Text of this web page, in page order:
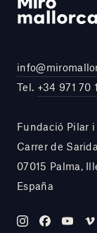
Tel. +34 971 70
Fundació Pilar
Carrer de
07015 Palma,
España